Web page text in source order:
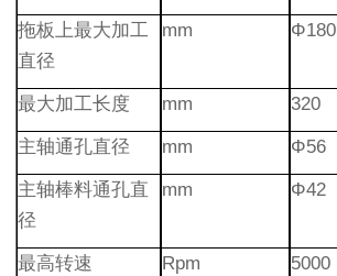
拖板上最大加工
直径
mm Φ180
最大加工长度 mm 320
主轴通孔直径 mm Φ56
主轴棒料通孔直
径
mm Φ42
最高转速 Rpm 5000